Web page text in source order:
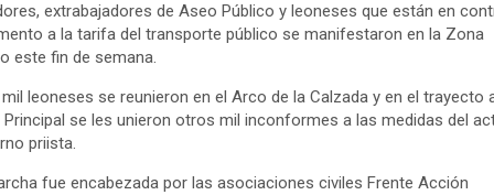
extrabajadores de Aseo Público y leoneses que están en
a la tarifa del transporte público se manifestaron en la Zona
este fin de semana.
leoneses se reunieron en el Arco de la Calzada y en el trayecto
Principal se les unieron otros mil inconformes a las medidas del
priista.
fue encabezada por las asociaciones civiles Frente Acción